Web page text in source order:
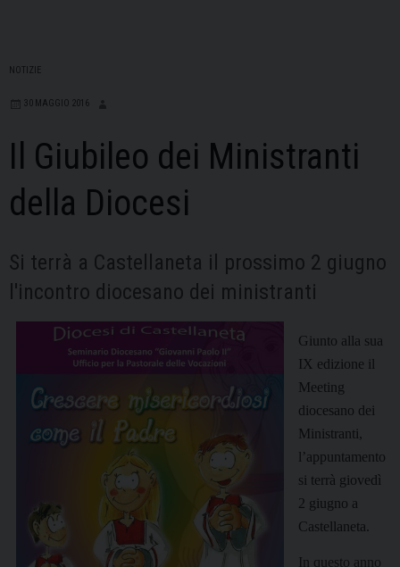
NOTIZIE
30 MAGGIO 2016
Il Giubileo dei Ministranti
della Diocesi
Si terrà a Castellaneta il prossimo 2 giugno
l'incontro diocesano dei ministranti
Giunto alla sua
IX edizione il
Meeting
diocesano dei
Ministranti,
l’appuntamento
si terrà giovedì
2 giugno a
Castellaneta.
In questo anno